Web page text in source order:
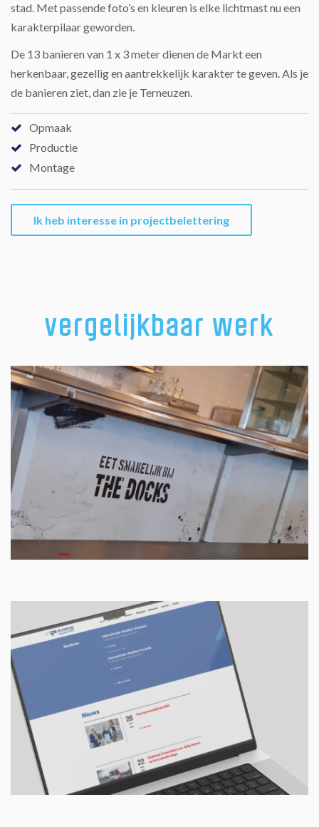
stad. Met passende foto’s en kleuren is elke lichtmast nu een
karakterpilaar geworden.
De 13 banieren van 1 x 3 meter dienen de Markt een
herkenbaar, gezellig en aantrekkelijk karakter te geven. Als je
de banieren ziet, dan zie je Terneuzen.
Opmaak
Productie
Montage
Ik heb interesse in projectbelettering
vergelijkbaar werk